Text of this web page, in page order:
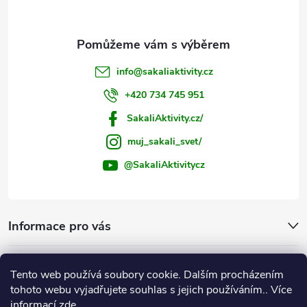
Tento web používá soubory cookie. Dalším procházením
tohoto webu vyjadřujete souhlas s jejich používáním.. Více
info@sakaliaktivity.cz
+420 734 745 951
SakaliAktivity.cz/
muj_sakali_svet/
@SakaliAktivitycz
Informace pro vás
Instagram